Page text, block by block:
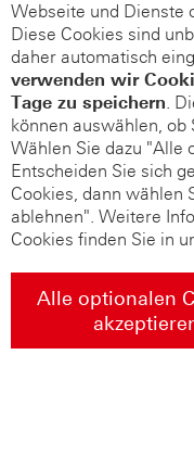
Webseite und Dienste
Diese Cookies sind
daher automatisch
verwenden wir
Tage zu speichern.
können auswählen, ob
Wählen Sie dazu "Alle
Entscheiden Sie sich
Cookies, dann wählen
ablehnen". Weitere
Cookies finden Sie in
Alle optionalen